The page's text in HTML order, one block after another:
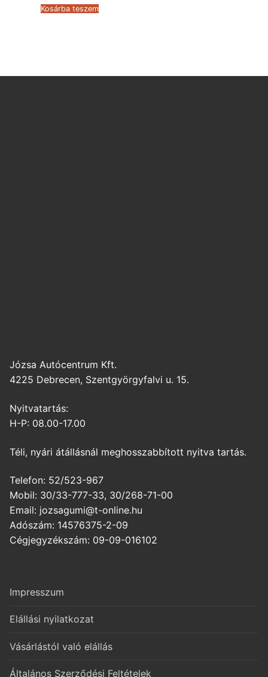
183.071 Ft.
Kosárba teszem
Józsa Autócentrum Kft.
4225 Debrecen, Szentgyörgyfalvi u. 15.
Nyitvatartás:
H-P: 08.00-17.00
Téli, nyári átállásnál meghosszabbított nyitva tartás.
Telefon: 52/523-967
Mobil: 30/33-777-33, 30/268-71-00
Email: jozsagumi@t-online.hu
Adószám: 14576375-2-09
Cégjegyzékszám: 09-09-016102
Impresszum
Elállási nyilatkozat
Vásárlástól való elállás
Általános Szerződési Feltételek